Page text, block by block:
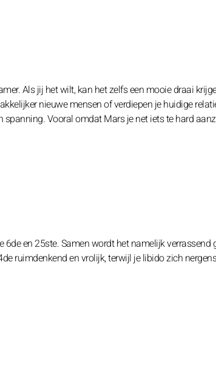
Als jij het wilt, kan het zelfs een mooie draai
nieuwe mensen of verdiepen je huidige
Vooral omdat Mars je net iets te hard
en 25ste. Samen wordt het namelijk verrassend
ruimdenkend en vrolijk, terwijl je libido zich